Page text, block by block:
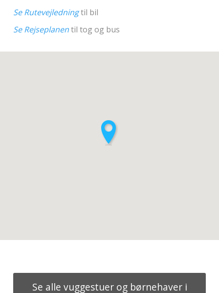
Se Rutevejledningtil bil
Se Rejseplanentil tog og bus
Se alle vuggestuer og børnehaver i